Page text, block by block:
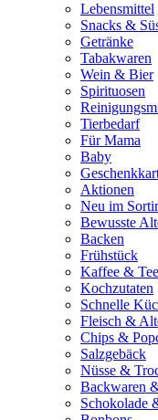
Lebensmittel
Snacks &
Getränke
Tabakwaren
Wein & Bier
Spirituosen
Tierbedarf
Für Mama
Baby
Aktionen
Neu im
Bewusste
Backen
Frühstück
Kaffee & Tee
Kochzutaten
Schnelle
Fleisch &
Chips &
Salzgebäck
Nüsse &
Backwaren
Schokolade